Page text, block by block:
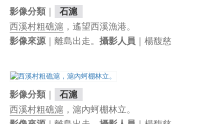
影像分類｜ 石滬
西溪村粗礁滬 ，遙望西溪漁港。
影像來源｜離島出走。攝影人員 ｜楊馥慈
影像分類｜ 石滬
西溪村粗礁滬 ，滬內蚵棚林立。